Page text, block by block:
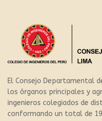
El Consejo Departamental
los órganos principales y
ingenieros colegiados de
conformando un total de